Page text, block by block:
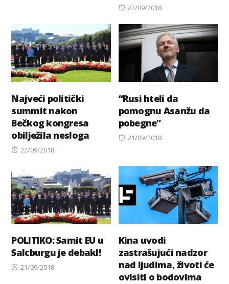
Posted
22/09/2018
Najveći politički
summit nakon
Bečkog kongresa
obilježila nesloga
Posted
22/09/2018
“Rusi hteli da
pomognu Asanžu da
pobegne”
Posted
21/09/2018
POLITIKO: Samit EU u
Salcburgu je debakl!
Posted
21/09/2018
Kina uvodi
zastrašujući nadzor
nad ljudima, životi će
ovisiti o bodovima